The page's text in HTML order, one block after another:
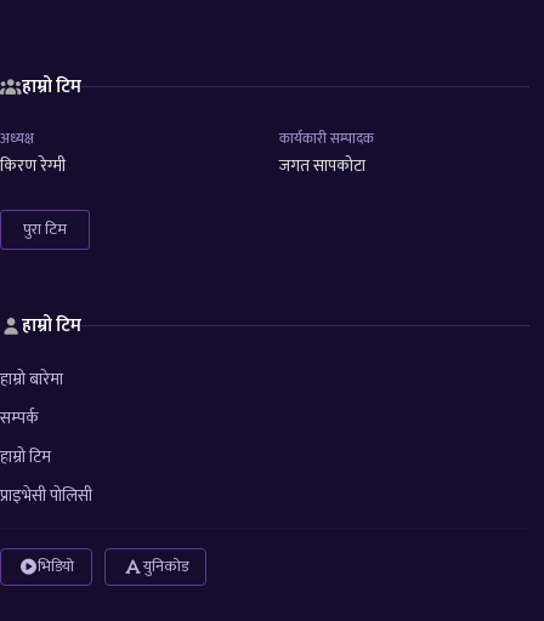
हाम्रो टिम
अध्यक्ष
किरण रेग्मी
कार्यकारी सम्पादक
जगत सापकोटा
पुरा टिम
हाम्रो टिम
हाम्रो बारेमा
सम्पर्क
हाम्रो टिम
प्राइभेसी पोलिसी
भिडियो युनिकोड